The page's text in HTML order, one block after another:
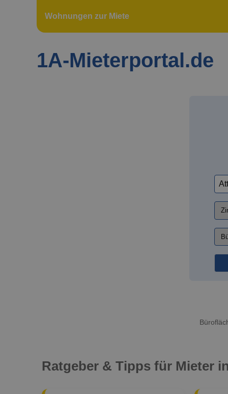
Wohnungen zur Miete
1A-Mieterportal.de
Ratgeber & Tipps für Mieter